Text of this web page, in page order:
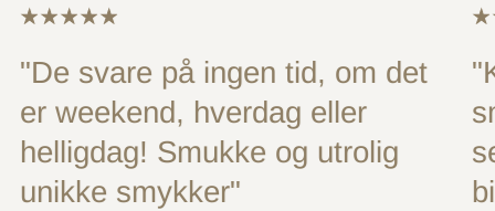
"De svare på ingen tid, om det
er weekend, hverdag eller
helligdag! Smukke og utrolig
unikke smykker"